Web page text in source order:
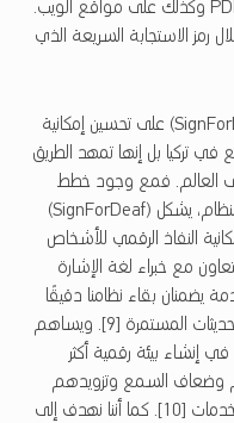
للاستخدام في مقاطع الفيديو وملفات PDF وكذلك على مواقع الويب.
رمز الاستجابة السريعة الذي
لا يقتصر عمل أنظمة الترجمة الخاصة (SignForDeaf) على تحسين إمكانية
تركيا بل إنها تمهد الطريق
العالم. فمع وجود خطط
مستقبلية لإدراج لغات إشارة إضافية في النظام، يشكل (SignForDeaf)
النفاذ الرقمي للأشخاص
العالم [8]. كما أن التعاون مع خبراء لغة الإشارة
يضمنان بقاء نظامنا دقيقًا
ومستدامًا مما يسمح بإجراء التحسينات والتحديثات المستمرة [9]. ويساهم
إنشاء بيئة رقمية أكثر
وضعاف السمع وتزويدهم
بفرصة متساوية للنفاذ إلى المعلومات والخدمات [10]. كما أننا نهدف إلى